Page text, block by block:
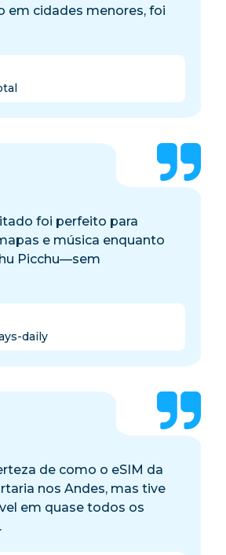
em cidades menores, foi
foi perfeito para
e música enquanto
Picchu—sem
daily
de como o eSIM da
nos Andes, mas tive
em quase todos os